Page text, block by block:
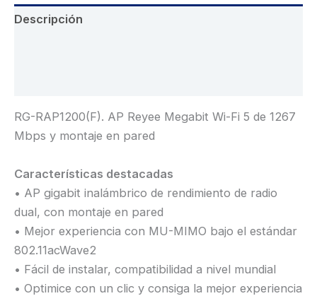
Descripción
RG-RAP1200(F). AP Reyee Megabit Wi-Fi 5 de 1267
Mbps y montaje en pared
Características destacadas
• AP gigabit inalámbrico de rendimiento de radio
dual, con montaje en pared
• Mejor experiencia con MU-MIMO bajo el estándar
802.11acWave2
• Fácil de instalar, compatibilidad a nivel mundial
• Optimice con un clic y consiga la mejor experiencia